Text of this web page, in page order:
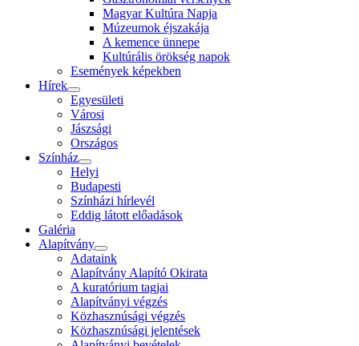
Magyar Kultúra Napja
Múzeumok éjszakája
A kemence ünnepe
Kultúrális örökség napok
Események képekben
Hírek
Egyesületi
Városi
Jászsági
Országos
Színház
Helyi
Budapesti
Színházi hírlevél
Eddig látott előadások
Galéria
Alapítvány
Adataink
Alapítvány Alapító Okirata
A kuratórium tagjai
Alapítványi végzés
Közhasznúsági végzés
Közhasznúsági jelentések